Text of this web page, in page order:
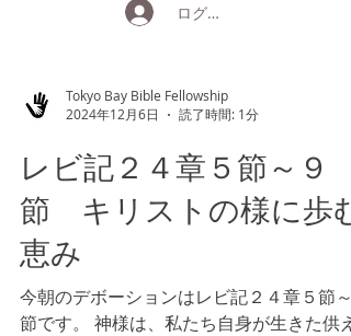
ログイン
Tokyo Bay Bible Fellowship
2024年12月6日
読了時間: 1分
レビ記２４章５節～９
節 キリストの様に歩む
恵み
今朝のデボーションはレビ記２４章５節～
節です。 神様は、私たち自身が生きた供え